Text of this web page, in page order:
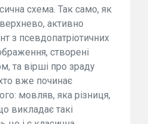
схема. Так само, як
активно
з псевдопатріотичних
створені
та вірші про зраду
вже починає
мовляв, яка різниця,
викладає такі